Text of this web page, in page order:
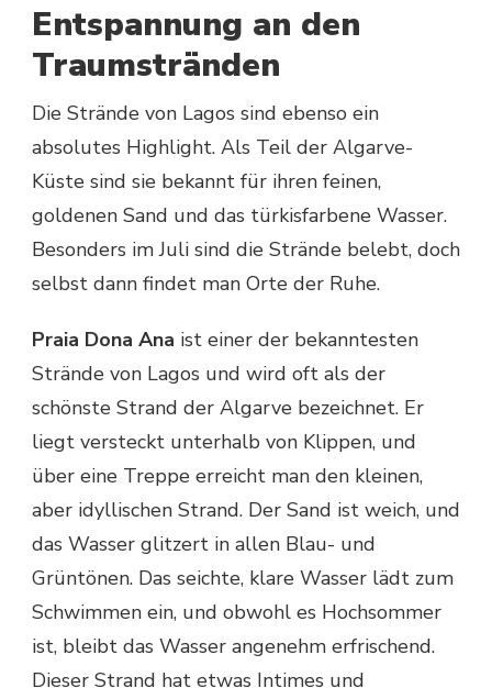
Entspannung an den
Traumstränden
Die Strände von Lagos sind ebenso ein
absolutes Highlight. Als Teil der Algarve-
Küste sind sie bekannt für ihren feinen,
goldenen Sand und das türkisfarbene Wasser.
Besonders im Juli sind die Strände belebt, doch
selbst dann findet man Orte der Ruhe.
Praia Dona Ana ist einer der bekanntesten
Strände von Lagos und wird oft als der
schönste Strand der Algarve bezeichnet. Er
liegt versteckt unterhalb von Klippen, und
über eine Treppe erreicht man den kleinen,
aber idyllischen Strand. Der Sand ist weich, und
das Wasser glitzert in allen Blau- und
Grüntönen. Das seichte, klare Wasser lädt zum
Schwimmen ein, und obwohl es Hochsommer
ist, bleibt das Wasser angenehm erfrischend.
Dieser Strand hat etwas Intimes und